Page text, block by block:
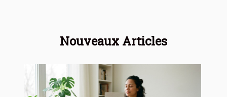
Nouveaux Articles